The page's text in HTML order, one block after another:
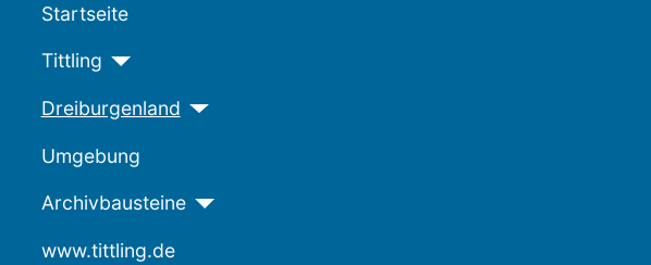
Startseite
Tittling
Dreiburgenland
Umgebung
Archivbausteine
www.tittling.de